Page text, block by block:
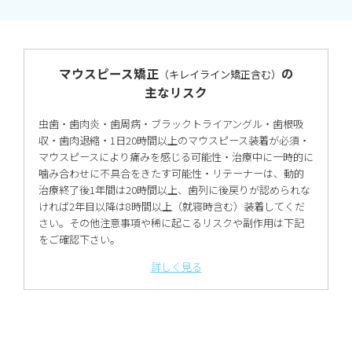
マウスピース矯正（キレイライン矯正含む） の
主なリスク
虫歯・歯肉炎・歯周病・ブラックトライアングル・歯根吸
収・歯肉退縮・1日20時間以上のマウスピース装着が必須・
マウスピースにより痛みを感じる可能性・治療中に一時的に
噛み合わせに不具合をきたす可能性・リテーナーは、動的
治療終了後1年間は20時間以上、歯列に後戻りが認められな
ければ2年目以降は8時間以上（就寝時含む）装着してくだ
さい。その他注意事項や稀に起こるリスクや副作用は下記
をご確認下さい。
詳しく見る